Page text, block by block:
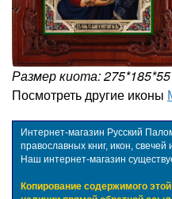
Размер киота:
Посмотреть другие иконы
Интернет-магазин Русский
православных книг, икон, свечей
Наш интернет-магазин
Копирование содержимого